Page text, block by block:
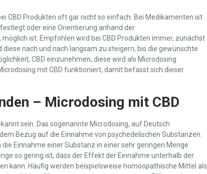
CBD Produkten oft gar nicht so einfach. Bei Medikamenten ist
oder eine Orientierung anhand der
ist. Empfohlen wird bei CBD Produkten immer, zunächst
nach und nach langsam zu steigern, bis die gewünschte
CBD einzunehmen, diese wird als Microdosing
mit CBD funktioniert, damit befasst sich dieser
– Microdosing mit CBD
sein. Das sogenannte Microdosing, auf Deutsch
Bezug auf die Einnahme von psychedelischen Substanzen.
Einnahme einer Substanz in einer sehr geringen Menge
so gering ist, dass der Effekt der Einnahme unterhalb der
kann. Häufig werden beispielsweise homöopathische Mittel als